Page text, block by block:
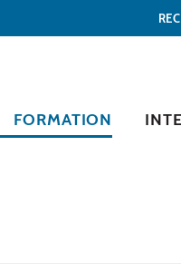
FORMATION